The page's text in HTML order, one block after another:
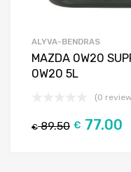
ALYVA-BENDRAS
MAZDA 0W20
0W20 5L
(0
€89.50 € 77.00